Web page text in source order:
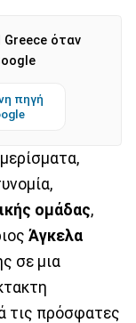
όταν
πηγή
ομάδας,
Άγκελα
σε μια
τις πρόσφατες